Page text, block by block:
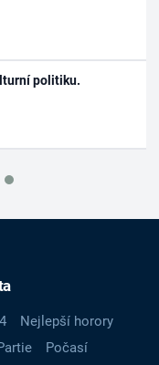
politiku.
Nejlepší horory
Počasí